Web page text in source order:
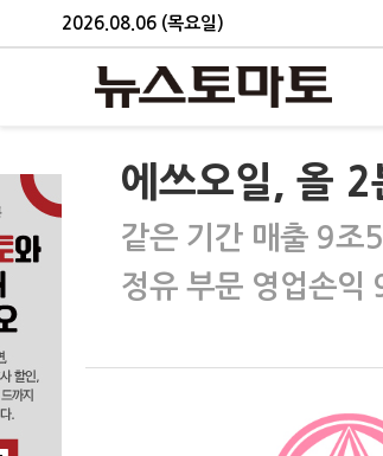
2026.08.06 (목요일)
에쓰오일, 올
같은 기간 매출 9조
정유 부문 영업손익